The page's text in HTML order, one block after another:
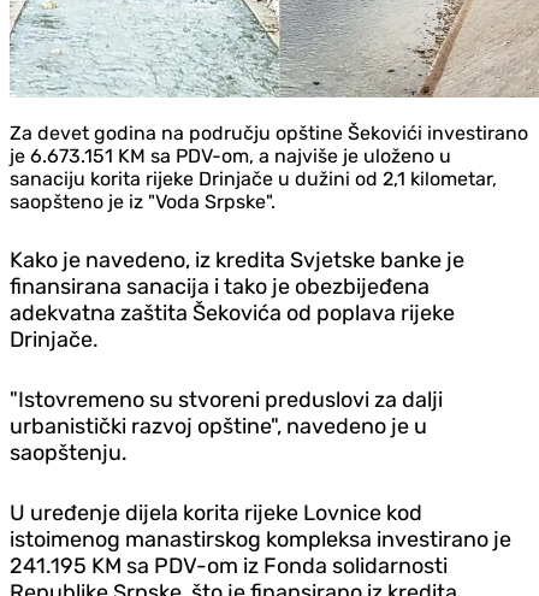
Za devet godina na području opštine Šekovići investirano
je 6.673.151 KM sa PDV-om, a najviše je uloženo u
sanaciju korita rijeke Drinjače u dužini od 2,1 kilometar,
saopšteno je iz "Voda Srpske".
Kako je navedeno, iz kredita Svjetske banke je
finansirana sanacija i tako je obezbijeđena
adekvatna zaštita Šekovića od poplava rijeke
Drinjače.
"Istovremeno su stvoreni preduslovi za dalji
urbanistički razvoj opštine", navedeno je u
saopštenju.
U uređenje dijela korita rijeke Lovnice kod
istoimenog manastirskog kompleksa investirano je
241.195 KM sa PDV-om iz Fonda solidarnosti